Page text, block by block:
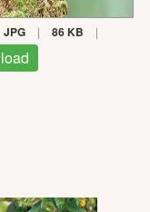
JPG | 86 KB |